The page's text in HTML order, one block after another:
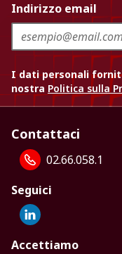
Indirizzo email
I dati personali
nostra Politica sulla
Contattaci
02.66.058.1
Seguici
Accettiamo